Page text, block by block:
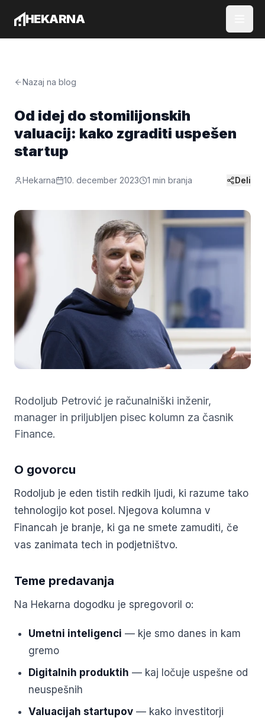
HEKARNA
Govorniki
Podprite nas
Nazaj na blog
Od idej do stomilijonskih
valuacij: kako zgraditi uspešen
startup
Hekarna 10. december 2023 1 min branja Deli
Rodoljub Petrović je računalniški inženir,
manager in priljubljen pisec kolumn za časnik
Finance.
O govorcu
Rodoljub je eden tistih redkih ljudi, ki razume tako
tehnologijo kot posel. Njegova kolumna v
Financah je branje, ki ga ne smete zamuditi, če
vas zanimata tech in podjetništvo.
Teme predavanja
Na Hekarna dogodku je spregovoril o:
Umetni inteligenci — kje smo danes in kam
gremo
Digitalnih produktih — kaj ločuje uspešne od
neuspešnih
Valuacijah startupov — kako investitorji